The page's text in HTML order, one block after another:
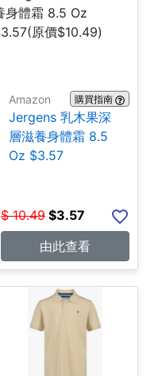
Amazon 購買指南
Jergens 乳木果深
層滋養身體霜 8.5
Oz $3.57
$ 10.49 $3.57
由此查看